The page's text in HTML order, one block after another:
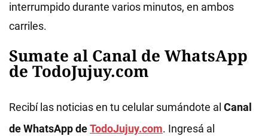
interrumpido durante varios minutos, en ambos
carriles.
Sumate al Canal de WhatsApp
de TodoJujuy.com
Recibí las noticias en tu celular sumándote al Canal
de WhatsApp deTodoJujuy.com. Ingresá al